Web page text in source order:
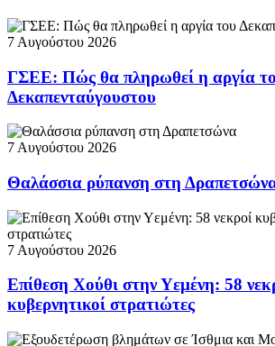
7 Αυγούστου 2026
ΓΣΕΕ: Πώς θα πληρωθεί η αργία
Δεκαπενταύγουστου
7 Αυγούστου 2026
Θαλάσσια ρύπανση στη
7 Αυγούστου 2026
Επίθεση Χούθι στην Υεμένη: 58
κυβερνητικοί στρατιώτες